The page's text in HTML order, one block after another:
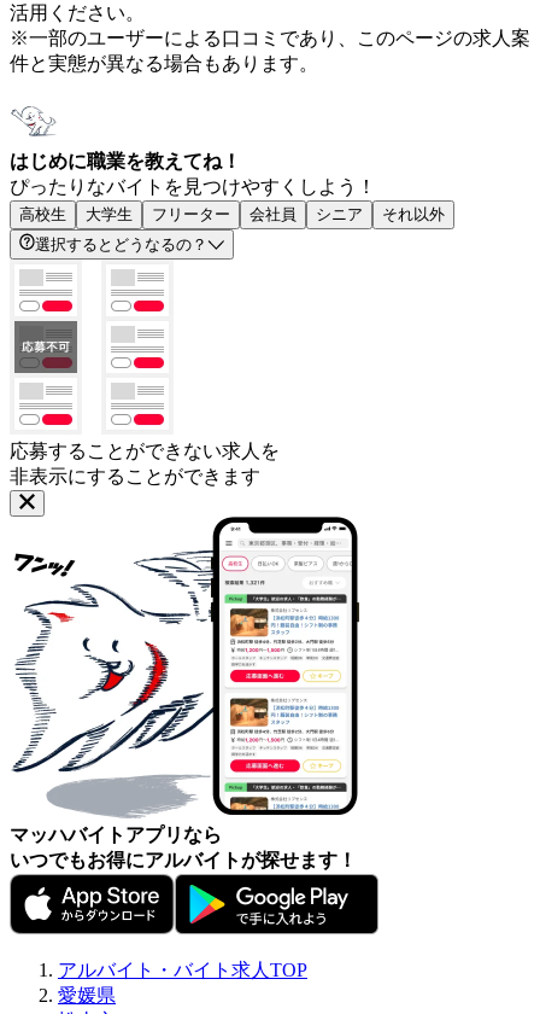
活用ください。
※一部のユーザーによる口コミであり、このページの求人案
件と実態が異なる場合もあります。
はじめに職業を教えてね！
ぴったりなバイトを見つけやすくしよう！
高校生 大学生 フリーター 会社員 シニア
それ以外
選択するとどうなるの？
応募することができない求人を
非表示にすることができます
マッハバイトアプリなら
いつでもお得にアルバイトが探せます！
アルバイト・バイト求人TOP
愛媛県